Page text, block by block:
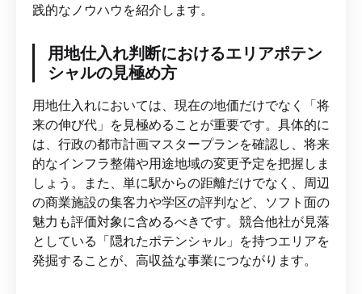
践的なノウハウを紹介します。
用地仕入れ判断におけるエリアポテン
シャルの見極め方
用地仕入れにおいては、現在の地価だけでなく「将
来の伸び代」を見極めることが重要です。具体的に
は、行政の都市計画マスタープランを確認し、将来
的なインフラ整備や用途地域の変更予定を把握しま
しょう。また、単に駅からの距離だけでなく、周辺
の商業施設の集客力や学区の評判など、ソフト面の
魅力も評価対象に含めるべきです。競合他社が見落
としている「隠れたポテンシャル」を持つエリアを
発掘することが、高収益な事業につながります。